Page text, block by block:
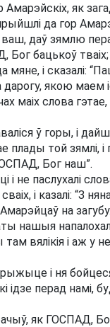
Амарэйскіх, як
да гор
даў зямлю
бацькоў тваіх;
мяне, і сказалі:
якою маем
маіх слова
ў горы, і
плады той зямлі,
Бог наш”.
і не паслухалі
і казалі: “З
на загубу.
нашыя
вялікія і аж у
і ня
перад намі,
як ГОСПАД,